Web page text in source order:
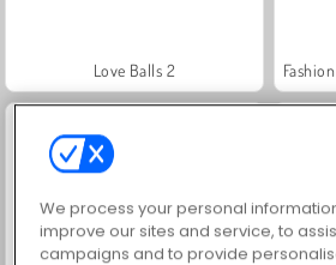
Love Balls 2
We process your personal
improve our sites and service, to
campaigns and to provide